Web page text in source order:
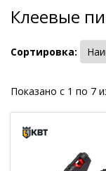
Клеевые
Сортировка:
Показано с 1 по 7